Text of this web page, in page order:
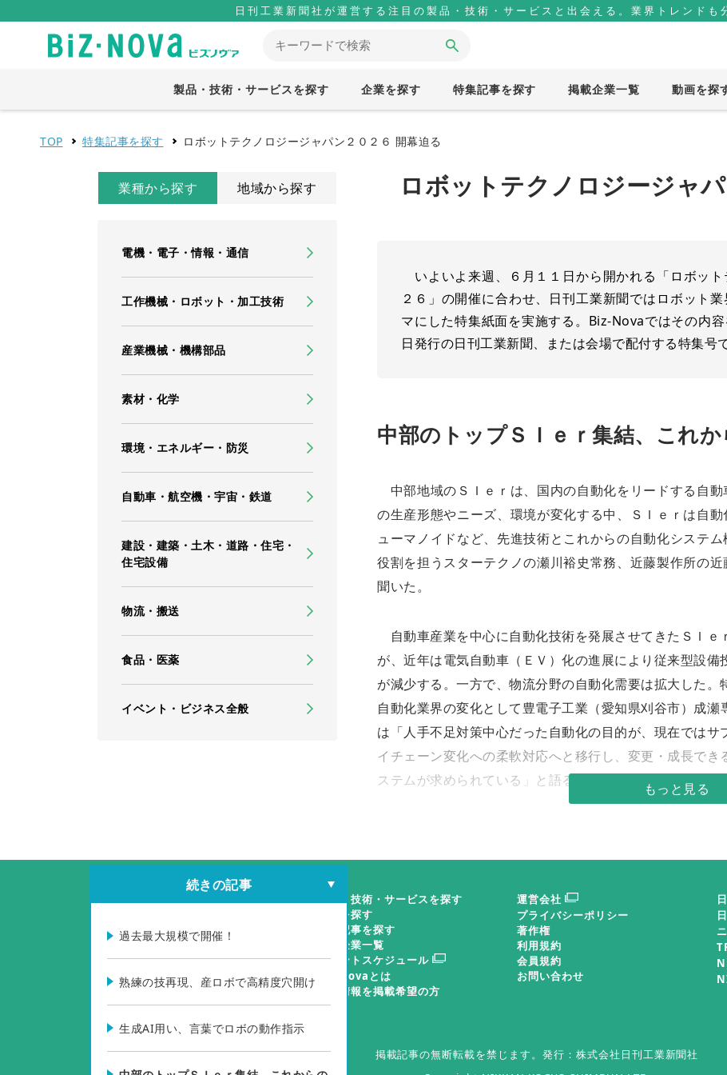
日刊工業新聞社が運営する注目の製品・技術・サービスと出会える。業界トレンドも
製品・技術・サービスを探す 企業を探す 特集記事を探す 掲載企業一覧 動画を探
TOP 特集記事を探す ロボットテクノロジージャパン２０２６ 開幕迫る
業種から探す 地域から探す
電機・電子・情報・通信
工作機械・ロボット・加工技術
産業機械・機構部品
素材・化学
環境・エネルギー・防災
自動車・航空機・宇宙・鉄道
建設・建築・土木・道路・住宅・
住宅設備
物流・搬送
食品・医薬
イベント・ビジネス全般
続きの記事
過去最大規模で開催！
熟練の技再現、産ロボで高精度穴開け
生成AI用い、言葉でロボの動作指示
ロボットテクノロジージャ
いよいよ来週、６月１１日から開かれる「ロボッ
２６」の開催に合わせ、日刊工業新聞ではロボット
マにした特集紙面を実施する。Biz-Novaではその内
日発行の日刊工業新聞、または会場で配付する特集号で
中部のトップＳＩｅｒ集結、これ
中部地域のＳＩｅｒは、国内の自動化をリードする自
の生産形態やニーズ、環境が変化する中、ＳＩｅｒは自
ューマノイドなど、先進技術とこれからの自動化システ
役割を担うスターテクノの瀬川裕史常務、近藤製作所の
聞いた。
自動車産業を中心に自動化技術を発展させてきたＳＩｅ
が、近年は電気自動車（ＥＶ）化の進展により従来型設備
が減少する。一方で、物流分野の自動化需要は拡大した。
自動化業界の変化として豊電子工業（愛知県刈谷市）成瀬
は「人手不足対策中心だった自動化の目的が、現在ではサ
イチェーン変化への柔軟対応へと移行し、変更・成長でき
ステムが求められている」と語る。
は「ＳＩｅｒの知恵のしぼりどころだ」と自信を見せた。
近年引き合いが増加した物流分野ではAIによる標準化が
化設備にＡＩは欠かせない存在となるだろう。しかし、
育も欠かせない。「“何をしたいか”を考え、構築できる
製品・技術・サービスを探す
企業を探す
特集記事を探す
掲載企業一覧
イベントスケジュール
Biz-Novaとは
製品情報を掲載希望の方
運営会社
プライバシーポリシー
著作権
利用規約
会員規約
お問い合わせ
掲載記事の無断転載を禁じます。 発行：株式会社日刊工業新聞社